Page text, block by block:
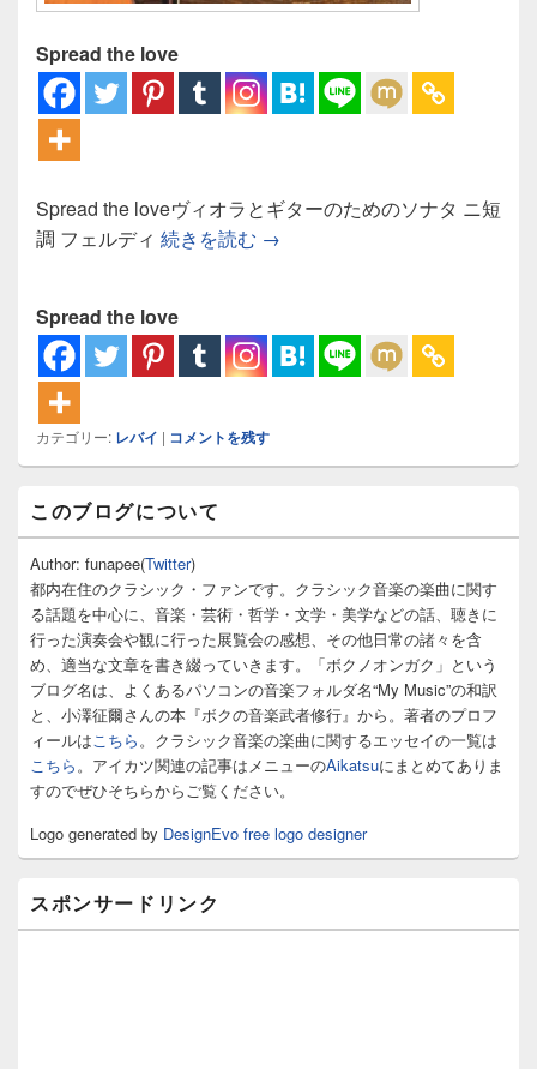
Spread the love
Spread the loveヴィオラとギターのためのソナタ ニ短
調 フェルディ 続きを読む レバイ ヴィオラとギターのた
→
Spread the love
カテゴリー: レバイ | コメントを残す
ン
サ
イ
バ
ー
ウ
ィ
ト
エ
ア
このブログについて
Author: funapee(Twitter)
都内在住のクラシック・ファンです。クラシック音楽の楽曲に関す
る話題を中心に、音楽・芸術・哲学・文学・美学などの話、聴きに
行った演奏会や観に行った展覧会の感想、その他日常の諸々を含
め、適当な文章を書き綴っていきます。「ボクノオンガク」という
ブログ名は、よくあるパソコンの音楽フォルダ名“My Music”の和訳
と、小澤征爾さんの本『ボクの音楽武者修行』から。著者のプロフ
ィールはこちら。クラシック音楽の楽曲に関するエッセイの一覧は
こちら。アイカツ関連の記事はメニューのAikatsuにまとめてありま
すのでぜひそちらからご覧ください。
Logo generated by DesignEvo free logo designer
スポンサードリンク